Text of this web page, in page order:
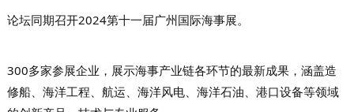
论坛同期召开2024第十一届广州国际海事展。
300多家参展企业，展示海事产业链各环节的最新成果，涵盖造
修船、海洋工程、航运、海洋风电、海洋石油、港口设备等领域